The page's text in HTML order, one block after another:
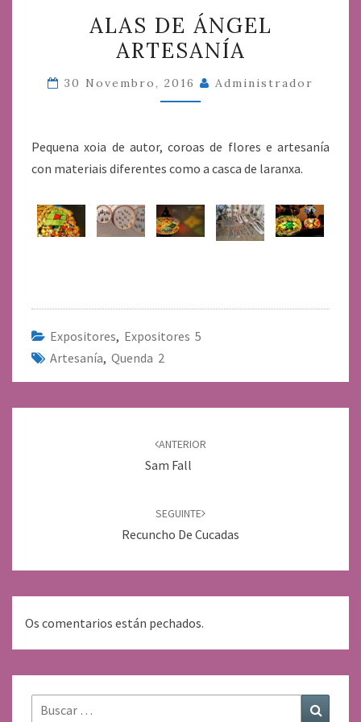
DE
ÁNGEL
ALAS DE ÁNGEL
ARTESANÍA
30 Novembro, 2016 Administrador
Pequena xoia de autor, coroas de flores e artesanía
con materiais diferentes como a casca de laranxa.
Expositores, Expositores 5
Artesanía, Quenda 2
ANTERIOR
Sam Fall
SEGUINTE
Recuncho De Cucadas
Os comentarios están pechados.
Buscar: